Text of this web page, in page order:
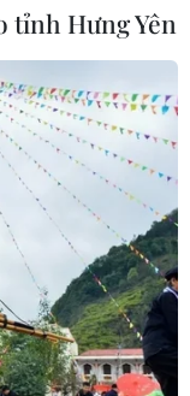
tỉnh Hưng Yên